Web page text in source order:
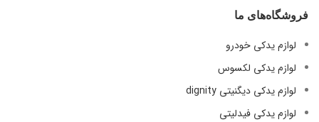
فروشگاه‌های ما
لوازم یدکی خودرو
لوازم یدکی لکسوس
لوازم یدکی دیگنیتی dignity
لوازم یدکی فیدلیتی